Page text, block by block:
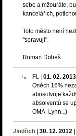
sebe a mžouráte,
kancelářích,
Toto město není
"spravují".
Roman Dobeš
FL 01. 02. 2013
Oněch 16%
abosolvuje
absolventů se
OMA, Lynn...)
Jindřich 30. 12. 2012